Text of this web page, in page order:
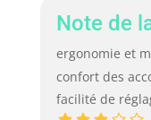
Note de
ergonomie et
confort des
facilité de